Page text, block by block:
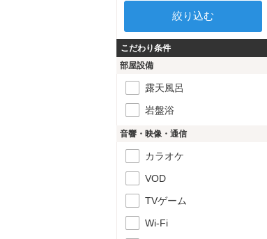
こだわり条件
部屋設備
露天風呂
岩盤浴
音響・映像・通信
カラオケ
VOD
TVゲーム
Wi-Fi